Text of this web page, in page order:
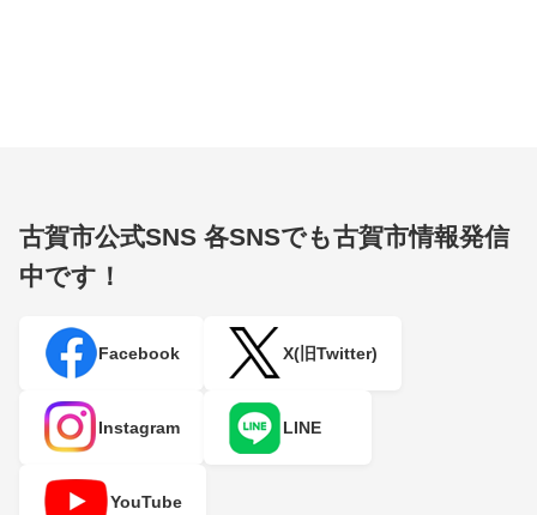
古賀市公式SNS 各SNSでも古賀市情報発信
中です！
Facebook X(旧Twitter)
Instagram LINE
YouTube